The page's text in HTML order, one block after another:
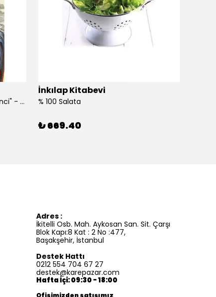
"Kim Kimdi? Serisi Leonardo Da Vinci" - Roberta Edwards
İnkılap Kitabevi
% 100 Salata
₺ 669.40
Adres :
İkitelli Osb. Mah. Aykosan San. Sit. Çarşı
Blok Kapı:8 Kat : 2 No :477,
Başakşehir, İstanbul
Destek Hattı
0212 554 704 67 27
destek@karepazar.com
Hafta İçi: 09:30 - 18:00
Ofisimizden satışımız